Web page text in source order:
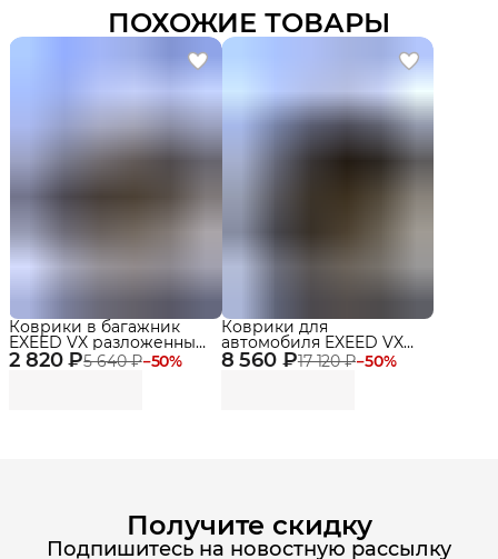
ПОХОЖИЕ ТОВАРЫ
2 820 ₽5 640 ₽−50%
Коврики в багажник
EXEED VX разложенный
3 ряд (2021-) 8 560 ₽17 120 ₽−50%
Коврики для
автомобиля EXEED VX
(2021-н.в.) Premium в
cалон
Получите скидку
Подпишитесь на новостную рассылку